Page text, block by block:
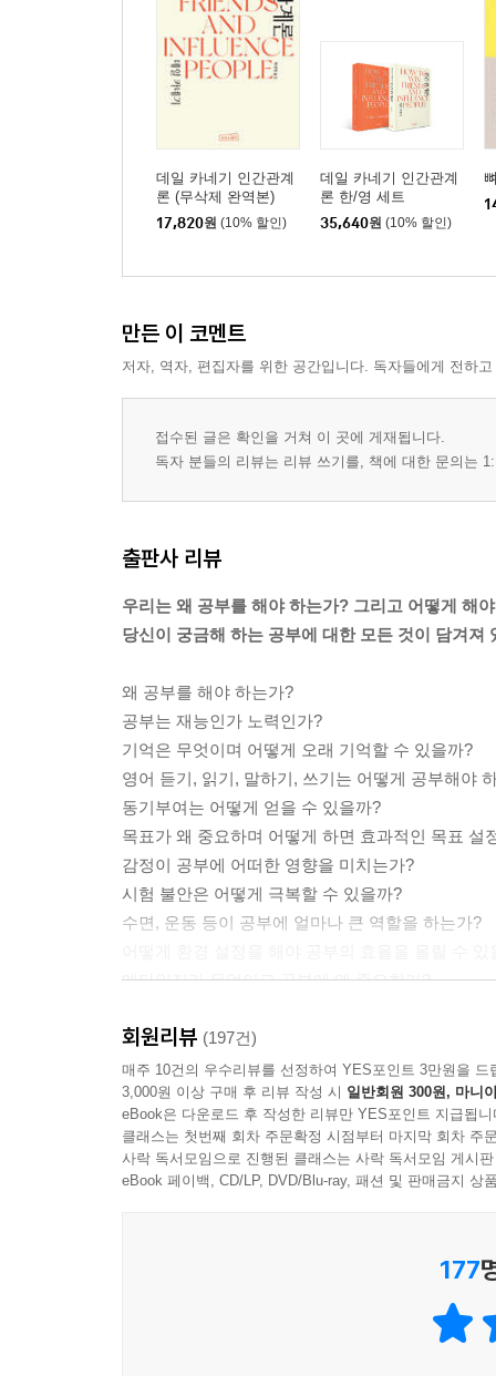
머리가 아니라 ‘몸’으로 공부하기 | 실질학습의
능력 | 디테일을 잊지 말자
통찰Ⅰ: 공부의 화룡점정 : 말하기와 발표 | 심화 :
통찰Ⅱ: 회사생활은 왜 이렇게 힘들까?
데일 카네기 인간관계
론 (무삭제 완역본)
17,820원 (10% 할인)
데일 카네기 인간관계
론 한/영 세트
35,640원 (10% 할인)
만든 이 코멘트
저자, 역자, 편집자를 위한 공간입니다. 독자들에게 전하
접수된 글은 확인을 거쳐 이 곳에 게재됩니다.
독자 분들의 리뷰는 리뷰 쓰기를, 책에 대한 문의는
출판사 리뷰
우리는 왜 공부를 해야 하는가? 그리고 어떻게 해
당신이 궁금해 하는 공부에 대한 모든 것이 담겨져
왜 공부를 해야 하는가?
공부는 재능인가 노력인가?
기억은 무엇이며 어떻게 오래 기억할 수 있을까?
영어 듣기, 읽기, 말하기, 쓰기는 어떻게 공부해야
동기부여는 어떻게 얻을 수 있을까?
목표가 왜 중요하며 어떻게 하면 효과적인 목표 설
감정이 공부에 어떠한 영향을 미치는가?
시험 불안은 어떻게 극복할 수 있을까?
수면, 운동 등이 공부에 얼마나 큰 역할을 하는가?
메타인지가 무엇이고 공부에 왜 중요한가?
『완벽한 공부법』은 학습자가 고민하고 알고
학습자가 몰랐을 만한 새로운 공부지식과 정보들
있다. 『완벽한 공부법』을 통해 학습자는 자신에
시험공부보다 더 중요한 공부들이 있다
우리는 수능 시험, 공무원 시험, 토익 시험, 입
대인관계, 창의성, 협업 능력, 말하기와 발표, 문
회원리뷰 (197건)
매주 10건의 우수리뷰를 선정하여 YES포인트 3만원을 드
3,000원 이상 구매 후 리뷰 작성 시 일반회원 300원, 마니
eBook은 다운로드 후 작성한 리뷰만 YES포인트 지급됩니
클래스는 첫번째 회차 주문확정 시점부터 마지막 회차 주
사락 독서모임으로 진행된 클래스는 사락 독서모임 게시
eBook 페이백, CD/LP, DVD/Blu-ray, 패션 및 판매금지 상
177